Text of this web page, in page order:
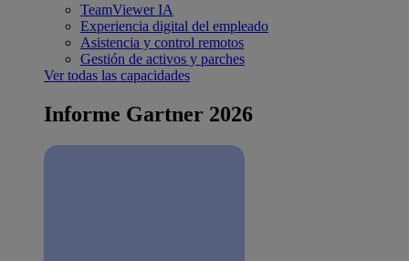
TeamViewer IA
Experiencia digital del empleado
Asistencia y control remotos
Gestión de activos y parches
Ver todas las capacidades
Informe Gartner 2026